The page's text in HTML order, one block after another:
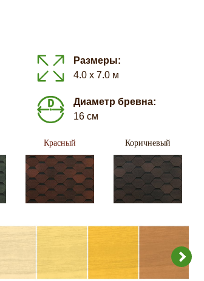
Размеры:
4.0 х 7.0 м
Диаметр бревна:
16 см
Красный Коричневый